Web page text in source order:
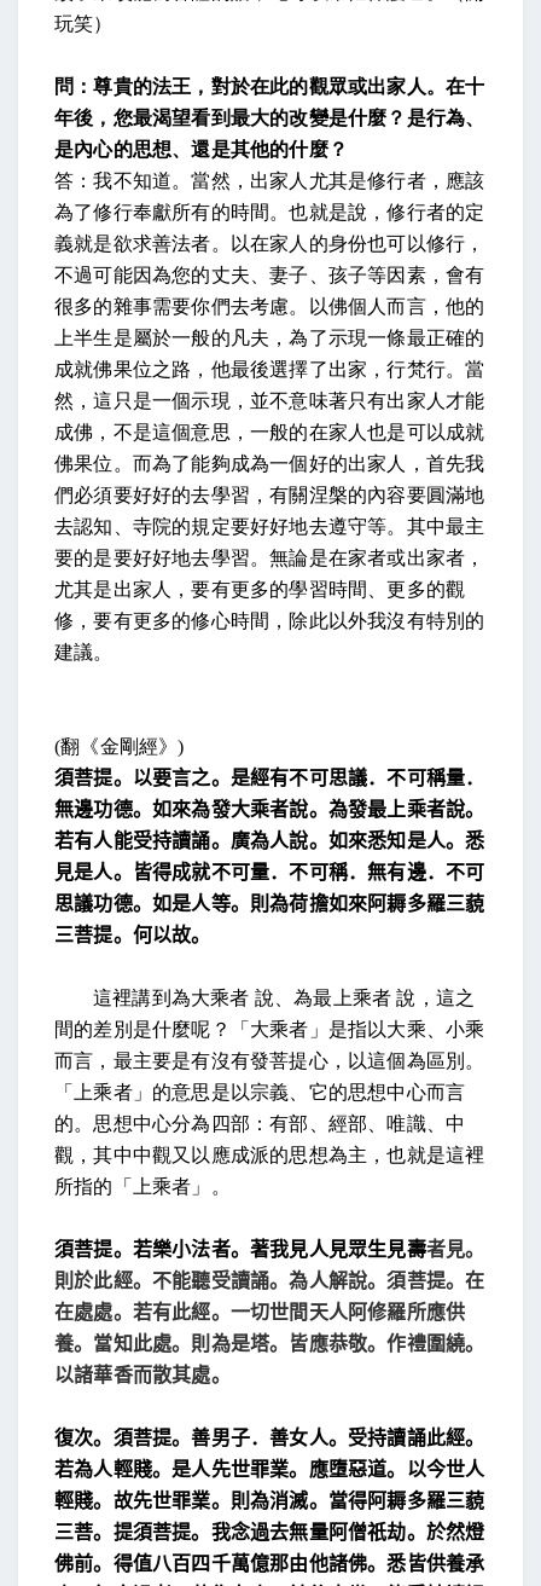
玩笑）
問：尊貴的法王，對於在此的觀眾或出家人。在十
年後，您最渴望看到最大的改變是什麼？是行為、
是內心的思想、還是其他的什麼？
答：我不知道。當然，出家人尤其是修行者，應該
為了修行奉獻所有的時間。也就是說，修行者的定
義就是欲求善法者。以在家人的身份也可以修行，
不過可能因為您的丈夫、妻子、孩子等因素，會有
很多的雜事需要你們去考慮。以佛個人而言，他的
上半生是屬於一般的凡夫，為了示現一條最正確的
成就佛果位之路，他最後選擇了出家，行梵行。當
然，這只是一個示現，並不意味著只有出家人才能
成佛，不是這個意思，一般的在家人也是可以成就
佛果位。而為了能夠成為一個好的出家人，首先我
們必須要好好的去學習，有關涅槃的內容要圓滿地
去認知、寺院的規定要好好地去遵守等。其中最主
要的是要好好地去學習。無論是在家者或出家者，
尤其是出家人，要有更多的學習時間、更多的觀
修，要有更多的修心時間，除此以外我沒有特別的
建議。
(翻《金剛經》)
須菩提。以要言之。是經有不可思議．不可稱量．
無邊功德。如來為發大乘者說。為發最上乘者說。
若有人能受持讀誦。廣為人說。如來悉知是人。悉
見是人。皆得成就不可量．不可稱．無有邊．不可
思議功德。如是人等。則為荷擔如來阿耨多羅三藐
三菩提。 何以故。
這裡講到為大乘者 說、為最上乘者 說，這之
間的差別是什麼呢？「大乘者」是指以大乘、小乘
而言，最主要是有沒有發菩提心，以這個為區別。
「上乘者」的意思是以宗義、它的思想中心而言
的。思想中心分為四部：有部、經部、唯識、中
觀，其中中觀又以應成派的思想為主，也就是這裡
所指的「上乘者」。
須菩提。若樂小法者。著我見人見眾生見壽者見。
則於此經。不能聽受讀誦。為人解說。須菩提。在
在處處。若有此經。一切世間天人阿修羅所應供
養。當知此處。則為是塔。皆應恭敬。作禮圍繞。
以諸華香而散其處。
復次。須菩提。善男子．善女人。受持讀誦此經。
若為人輕賤。是人先世罪業。應墮惡道。以今世人
輕賤。故先世罪業。則為消滅。 當得阿耨多羅三藐
三菩。提須菩提。我念過去無量阿僧祇劫。於然燈
佛前。得值八百四千萬億那由他諸佛。悉皆供養承